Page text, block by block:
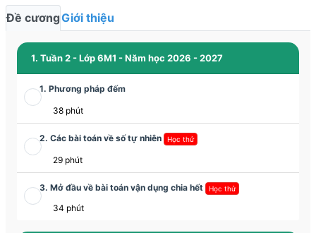
Đề cươngGiới thiệu
1. Tuần 2 - Lớp 6M1 - Năm học 2026 - 2027
1. Phương pháp đếm
38 phút
2. Các bài toán về số tự nhiên Học thử
29 phút
3. Mở đầu về bài toán vận dụng chia hết Học thử
34 phút